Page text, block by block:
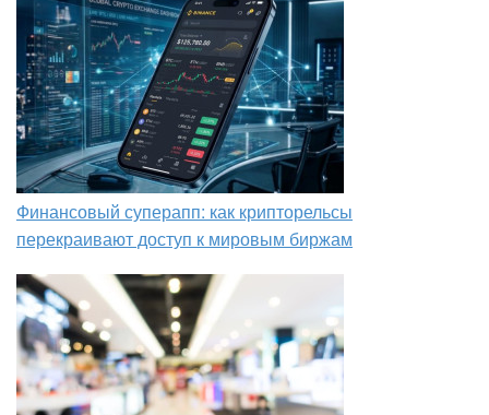
Финансовый суперапп: как крипторельсы
перекраивают доступ к мировым биржам